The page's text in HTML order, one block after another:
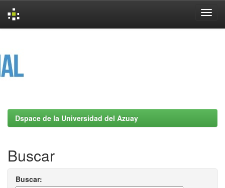
Dspace de la Universidad del Azuay
Buscar
Buscar: